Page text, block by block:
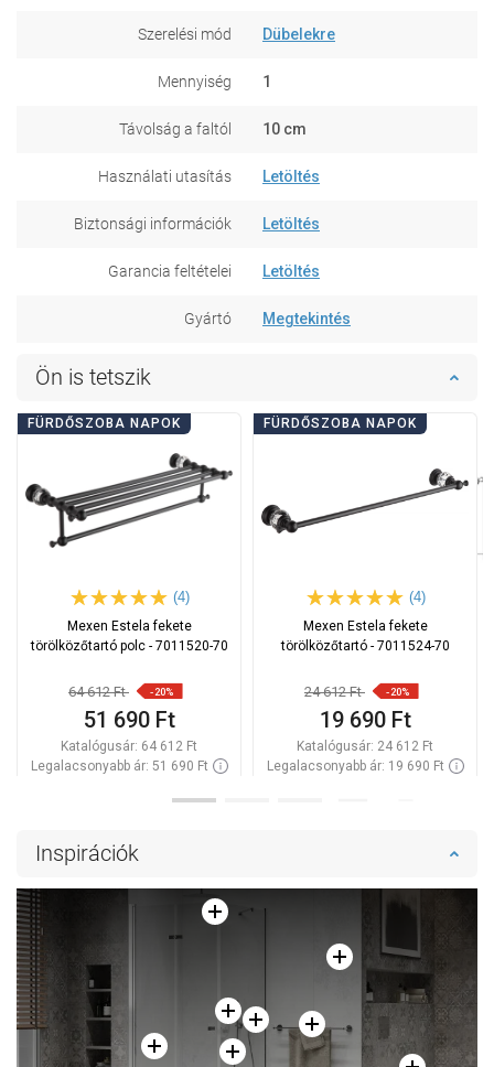
Szerelési mód Dübelekre
Mennyiség 1
Távolság a faltól 10 cm
Használati utasítás Letöltés
Biztonsági információk Letöltés
Garancia feltételei Letöltés
Gyártó Megtekintés
Ön is tetszik
FÜRDŐSZOBA NAPOK
(4)
Mexen Estela fekete
törölközőtartó polc - 7011520-70
64 612 Ft -20%
51 690 Ft
Katalógusár: 64 612 Ft
Legalacsonyabb ár: 51 690 Ft
Hasonlítsa
FÜRDŐSZOBA NAPOK
(4)
Mexen Estela fekete
törölközőtartó - 7011524-70
24 612 Ft -20%
19 690 Ft
Katalógusár: 24 612 Ft
Legalacsonyabb ár: 19 690 Ft
Inspirációk